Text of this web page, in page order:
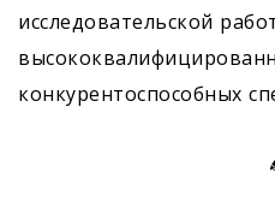
исследовательской
конкурентоспособных